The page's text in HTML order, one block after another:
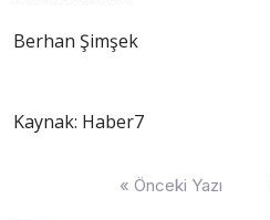
Berhan Şimşek
Kaynak: Haber7
« Önceki Yazı